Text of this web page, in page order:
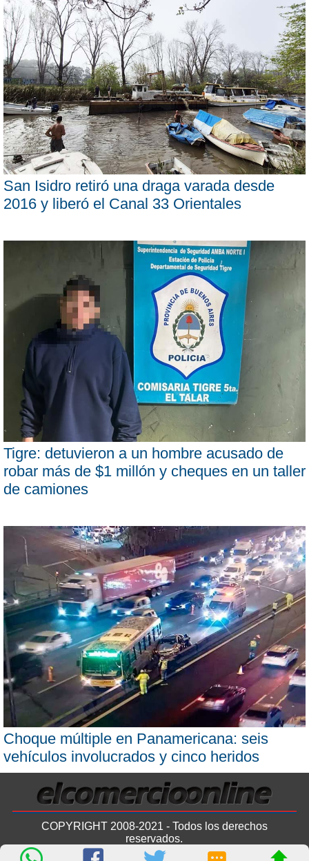
San Isidro retiró una draga varada desde
2016 y liberó el Canal 33 Orientales
Tigre: detuvieron a un hombre acusado de
robar más de $1 millón y cheques en un taller
de camiones
Choque múltiple en Panamericana: seis
vehículos involucrados y cinco heridos
COPYRIGHT 2008-2021 - Todos los derechos
reservados.